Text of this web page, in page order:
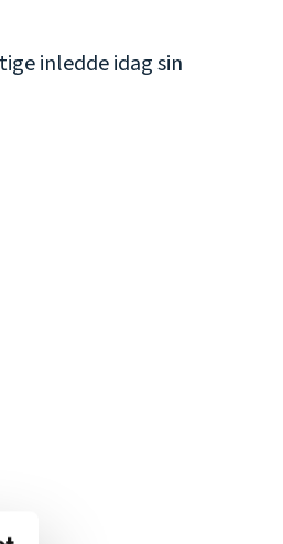
inledde idag sin